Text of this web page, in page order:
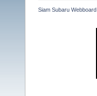
Siam Subaru Webboard